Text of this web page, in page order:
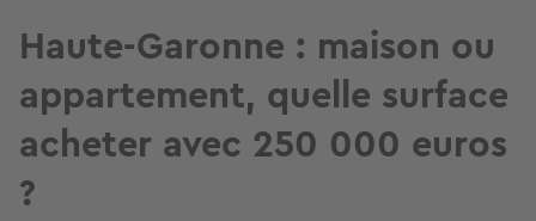
Haute-Garonne : maison ou
appartement, quelle surface
acheter avec 250 000 euros
?